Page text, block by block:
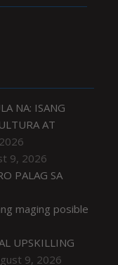
NA: ISANG
AT
9, 2026
PALAG SA
maging posible
UPSKILLING
9, 2026